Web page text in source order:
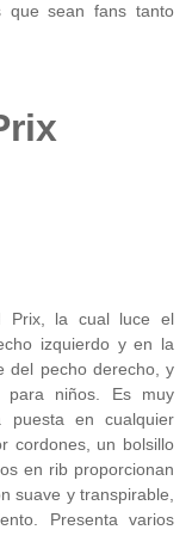
que sean fans tanto
Prix, la cual luce el
izquierdo y en la
del pecho derecho, y
para niños. Es muy
puesta en cualquier
cordones, un bolsillo
en rib proporcionan
suave y transpirable,
Presenta varios